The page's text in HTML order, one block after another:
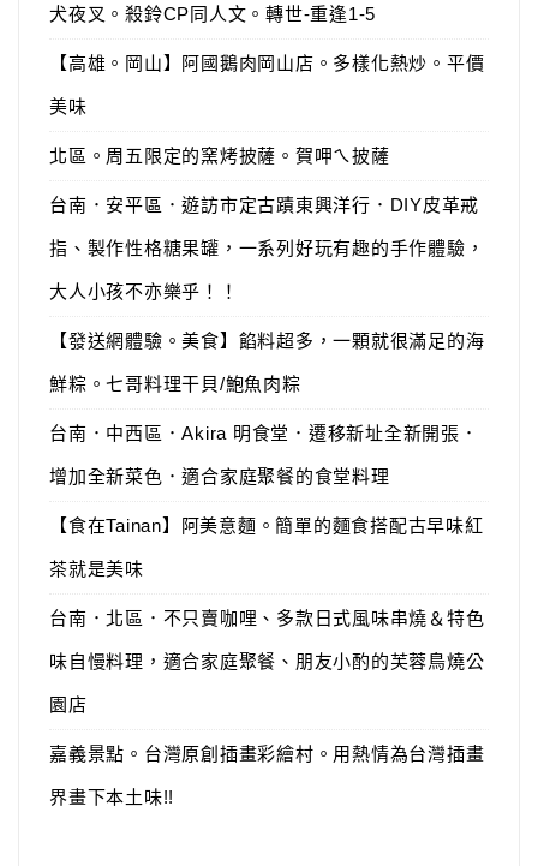
犬夜叉。殺鈴CP同人文。轉世-重逢1-5
【高雄。岡山】阿國鵝肉岡山店。多樣化熱炒。平價
美味
北區。周五限定的窯烤披薩。賀呷ㄟ披薩
台南．安平區．遊訪市定古蹟東興洋行．DIY皮革戒
指、製作性格糖果罐，一系列好玩有趣的手作體驗，
大人小孩不亦樂乎！！
【發送網體驗。美食】餡料超多，一顆就很滿足的海
鮮粽。七哥料理干貝/鮑魚肉粽
台南．中西區．Akira 明食堂．遷移新址全新開張．
增加全新菜色．適合家庭聚餐的食堂料理
【食在Tainan】阿美意麵。簡單的麵食搭配古早味紅
茶就是美味
台南．北區．不只賣咖哩、多款日式風味串燒＆特色
味自慢料理，適合家庭聚餐、朋友小酌的芙蓉鳥燒公
園店
嘉義景點。台灣原創插畫彩繪村。用熱情為台灣插畫
界畫下本土味!!